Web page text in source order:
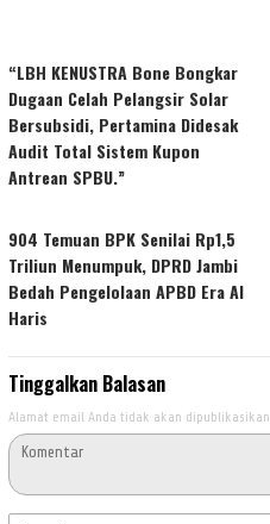
“LBH KENUSTRA Bone Bongkar
Dugaan Celah Pelangsir Solar
Bersubsidi, Pertamina Didesak
Audit Total Sistem Kupon
Antrean SPBU.”
904 Temuan BPK Senilai Rp1,5
Triliun Menumpuk, DPRD Jambi
Bedah Pengelolaan APBD Era Al
Haris
Tinggalkan Balasan
Alamat email Anda tidak akan dipublikasikan.